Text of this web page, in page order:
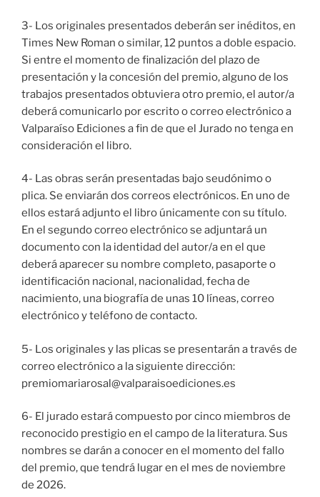
3- Los originales presentados deberán ser inéditos, en
Times New Roman o similar, 12 puntos a doble espacio.
Si entre el momento de finalización del plazo de
presentación y la concesión del premio, alguno de los
trabajos presentados obtuviera otro premio, el autor/a
deberá comunicarlo por escrito o correo electrónico a
Valparaíso Ediciones a fin de que el Jurado no tenga en
consideración el libro.
4- Las obras serán presentadas bajo seudónimo o
plica. Se enviarán dos correos electrónicos. En uno de
ellos estará adjunto el libro únicamente con su título.
En el segundo correo electrónico se adjuntará un
documento con la identidad del autor/a en el que
deberá aparecer su nombre completo, pasaporte o
identificación nacional, nacionalidad, fecha de
nacimiento, una biografía de unas 10 líneas, correo
electrónico y teléfono de contacto.
5- Los originales y las plicas se presentarán a través de
correo electrónico a la siguiente dirección:
premiomariarosal@valparaisoediciones.es
6- El jurado estará compuesto por cinco miembros de
reconocido prestigio en el campo de la literatura. Sus
nombres se darán a conocer en el momento del fallo
del premio, que tendrá lugar en el mes de noviembre
de 2026.